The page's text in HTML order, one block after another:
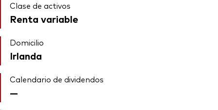
Clase de activos
Renta variable
Domicilio
Irlanda
Calendario de dividendos
—